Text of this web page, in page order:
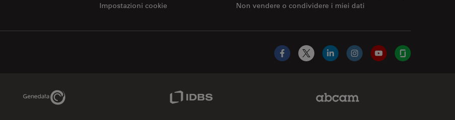
Non vendere o condividere i miei dati
Impostazioni cookie
Facebook
X LinkedInInstagramYouTubeGlassdoor
Genedata Link